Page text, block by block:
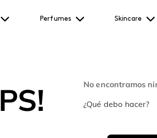
Perfumes Skincare
No encontramos
¿Qué debo hacer?